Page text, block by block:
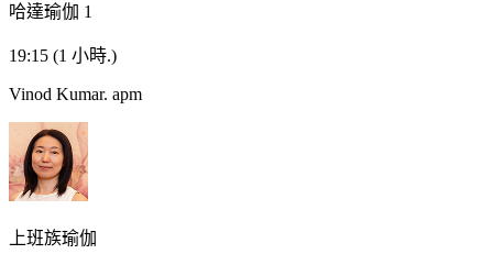
哈達瑜伽 1
19:15 (1 小時.)
Vinod Kumar. apm
上班族瑜伽